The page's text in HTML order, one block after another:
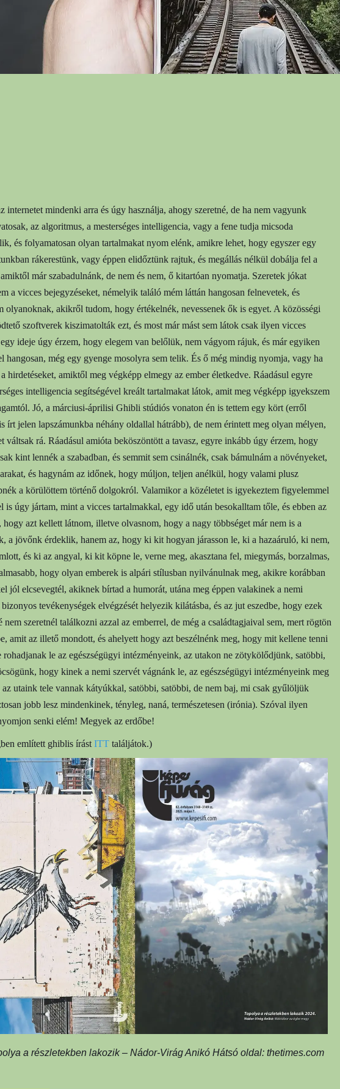
internetet mindenki arra és úgy használja, ahogy szeretné, de ha nem vagyunk
az algoritmus, a mesterséges intelligencia, vagy a fene tudja micsoda
és folyamatosan olyan tartalmakat nyom elénk, amikre lehet, hogy egyszer egy
rákerestünk, vagy éppen elidőztünk rajtuk, és megállás nélkül dobálja fel a
már szabadulnánk, de nem és nem, ő kitartóan nyomatja. Szeretek jókat
a vicces bejegyzéseket, némelyik találó mém láttán hangosan felnevetek, és
olyanoknak, akikről tudom, hogy értékelnék, nevessenek ők is egyet. A közösségi
szoftverek kiszimatolták ezt, és most már mást sem látok csak ilyen vicces
ideje úgy érzem, hogy elegem van belőlük, nem vágyom rájuk, és már egyiken
hangosan, még egy gyenge mosolyra sem telik. És ő még mindig nyomja, vagy ha
hirdetéseket, amiktől meg végképp elmegy az ember életkedve. Ráadásul egyre
intelligencia segítségével kreált tartalmakat látok, amit meg végképp igyekszem
Jó, a márciusi-áprilisi Ghibli stúdiós vonaton én is tettem egy kört (erről
írt jelen lapszámunkba néhány oldallal hátrább), de nem érintett meg olyan mélyen,
váltsak rá. Ráadásul amióta beköszöntött a tavasz, egyre inkább úgy érzem, hogy
kint lennék a szabadban, és semmit sem csinálnék, csak bámulnám a növényeket,
és hagynám az időnek, hogy múljon, teljen anélkül, hogy valami plusz
a körülöttem történő dolgokról. Valamikor a közéletet is igyekeztem figyelemmel
is úgy jártam, mint a vicces tartalmakkal, egy idő után besokalltam tőle, és ebben az
hogy azt kellett látnom, illetve olvasnom, hogy a nagy többséget már nem is a
a jövőnk érdeklik, hanem az, hogy ki kit hogyan járasson le, ki a hazaáruló, ki nem,
és ki az angyal, ki kit köpne le, verne meg, akasztana fel, miegymás, borzalmas,
hogy olyan emberek is alpári stílusban nyilvánulnak meg, akikre korábban
jól elcsevegtél, akiknek bírtad a humorát, utána meg éppen valakinek a nemi
tevékenységek elvégzését helyezik kilátásba, és az jut eszedbe, hogy ezek
nem szeretnél találkozni azzal az emberrel, de még a családtagjaival sem, mert rögtön
amit az illető mondott, és ahelyett hogy azt beszélnénk meg, hogy mit kellene tenni
rohadjanak le az egészségügyi intézményeink, az utakon ne zötykölődjünk, satöbbi,
hogy kinek a nemi szervét vágnánk le, az egészségügyi intézményeink meg
az utaink tele vannak kátyúkkal, satöbbi, satöbbi, de nem baj, mi csak gyűlöljük
jobb lesz mindenkinek, tényleg, naná, természetesen (irónia). Szóval ilyen
senki elém! Megyek az erdőbe!
említett ghiblis írást ITT találjátok.)
a részletekben lakozik – Nádor-Virág Anikó Hátsó oldal: thetimes.com